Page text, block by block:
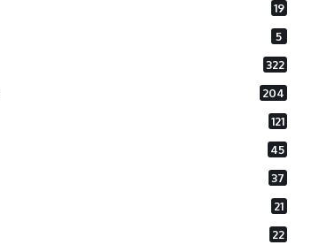
19
5
322
204
121
45
37
21
22